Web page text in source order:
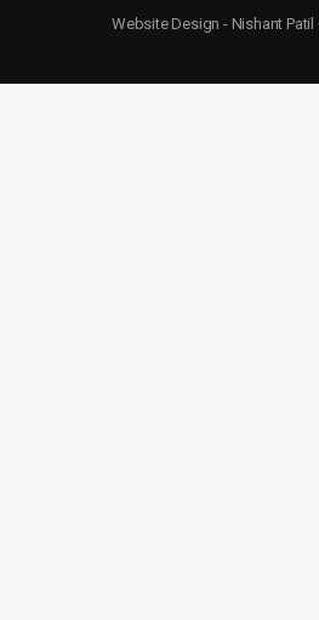
Website Design - Nishant Patil